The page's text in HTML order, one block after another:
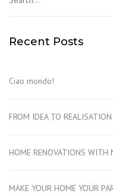
Recent Posts
Ciao mondo!
FROM IDEA TO REALISATION
HOME RENOVATIONS WITH
MAKE YOUR HOME YOUR